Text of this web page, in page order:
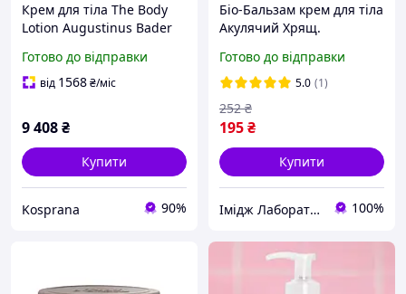
Крем для тіла The Body
Lotion Augustinus Bader
Готово до відправки
від 1568₴/міс
9 408₴
Купити
Kosprana 90%
Біо-Бальзам крем для тіла
Акулячий Хрящ.
"Імідж лабораторія"
Готово до відправки
5.0 (1)
195₴
252 ₴
Купити
Імідж Лабораторія & Олійні парфуми 100%